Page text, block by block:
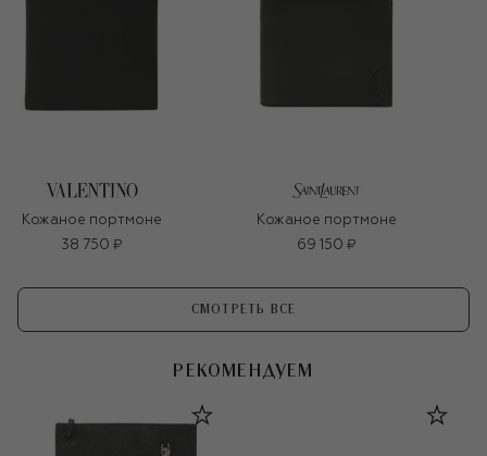
Кожаное портмоне
38 750 ₽
Кожаное портмоне
69 150 ₽
СМОТРЕТЬ ВСЕ
РЕКОМЕНДУЕМ